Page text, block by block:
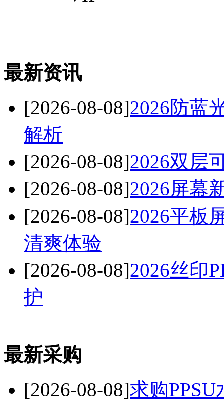
最新资讯
[2026-08-08]2026防蓝
解析
[2026-08-08]2026双层
[2026-08-08]2026屏幕
[2026-08-08]2026平板
清爽体验
[2026-08-08]2026丝印
护
最新采购
[2026-08-08]求购PPSU